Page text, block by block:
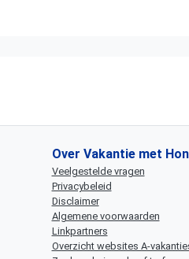
Over Vakantie met
Veelgestelde vragen
Privacybeleid
Disclaimer
Algemene voorwaarden
Linkpartners
Overzicht websites A-